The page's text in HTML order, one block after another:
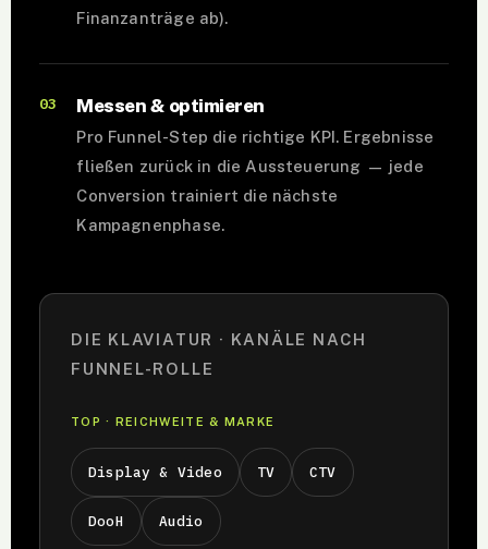
Finanzanträge ab).
03 Messen & optimieren
Pro Funnel-Step die richtige KPI. Ergebnisse
fließen zurück in die Aussteuerung — jede
Conversion trainiert die nächste
Kampagnenphase.
DIE KLAVIATUR · KANÄLE NACH
FUNNEL-ROLLE
TOP · REICHWEITE & MARKE
Display & Video TV CTV
DooH Audio